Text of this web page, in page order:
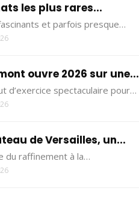
les plus rares...
et parfois presque…
ouvre 2026 sur une...
d’exercice spectaculaire pour…
de Versailles, un...
du raffinement à la…